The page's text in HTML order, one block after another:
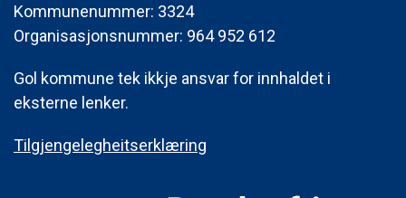
Kommunenummer: 3324
Organisasjonsnummer: 964 952 612
Gol kommune tek ikkje ansvar for innhaldet i
eksterne lenker.
Tilgjengelegheitserklæring